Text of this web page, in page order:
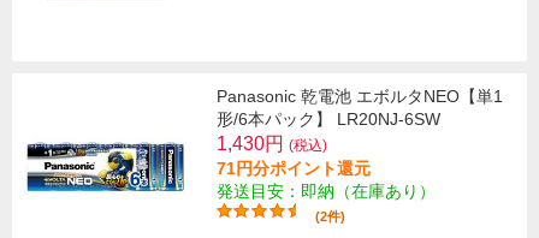
Panasonic 乾電池 エボルタNEO【単1
形/6本パック】 LR20NJ-6SW
1,430円 (税込)
71円分ポイント還元
発送目安：即納（在庫あり）
(2件)